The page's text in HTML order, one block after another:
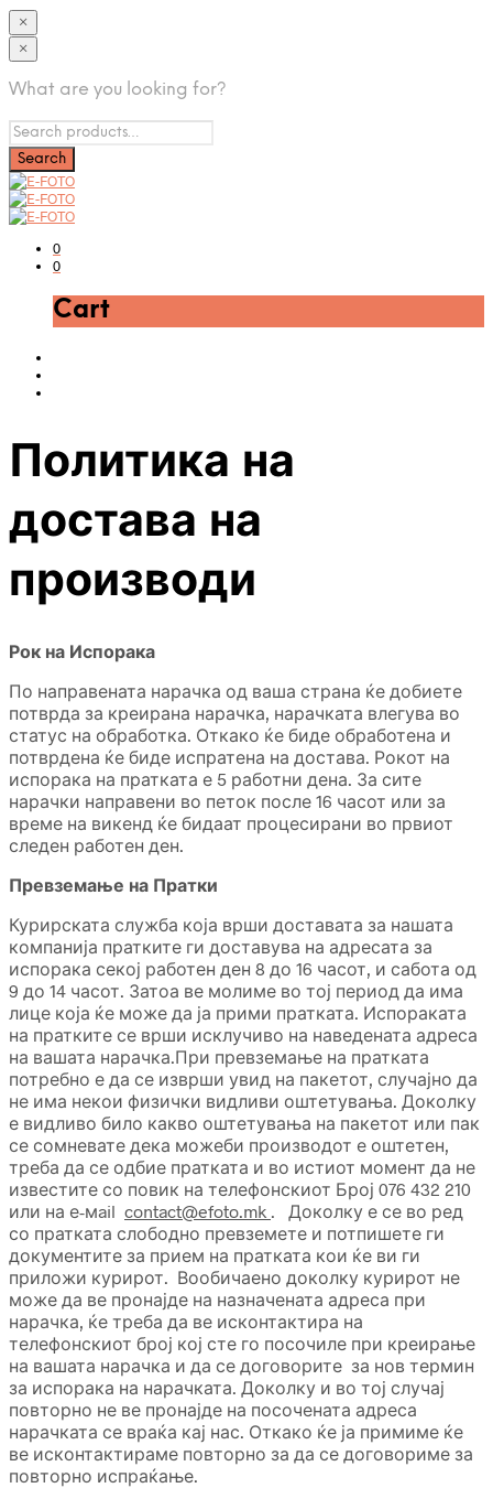
×
×
What are you looking for?
0
0
Cart
Политика на
достава на
производи
Рок на Испорака
По направената нарачка од ваша страна ќе добиете
потврда за креирана нарачка, нарачката влегува во
статус на обработка. Откако ќе биде обработена и
потврдена ќе биде испратена на достава. Рокот на
испорака на пратката е 5 работни дена. За сите
нарачки направени во петок после 16 часот или за
време на викенд ќе бидаат процесирани во првиот
следен работен ден.
Превземање на Пратки
Курирската служба која врши доставата за нашата
компанија пратките ги доставува на адресата за
испорака секој работен ден 8 до 16 часот, и сабота од
9 до 14 часот. Затоа ве молиме во тој период да има
лице која ќе може да ја прими пратката. Испораката
на пратките се врши исклучиво на наведената адреса
на вашата нарачка.При превземање на пратката
потребно е да се изврши увид на пакетот, случајно да
не има некои физички видливи оштетувања. Доколку
е видливо било какво оштетувања на пакетот или пак
се сомневате дека можеби производот е оштетен,
треба да се одбие пратката и во истиот момент да не
известите со повик на телефонскиот Број 076 432 210
или на е-мail contact@efoto.mk . Доколку е се во ред
со пратката слободно превземете и потпишете ги
документите за прием на пратката кои ќе ви ги
приложи курирот. Вообичаено доколку курирот не
може да ве пронајде на назначената адреса при
нарачка, ќе треба да ве исконтактира на
телефонскиот број кој сте го посочиле при креирање
на вашата нарачка и да се договорите за нов термин
за испорака на нарачката. Доколку и во тој случај
повторно не ве пронајде на посочената адреса
нарачката се враќа кај нас. Откако ќе ја примиме ќе
ве исконтактираме повторно за да се договориме за
повторно испраќање.